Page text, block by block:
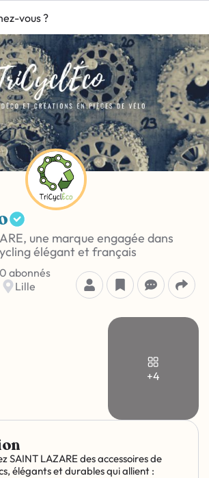
vous ?
une marque engagée dans
élégant et français
0 abonnés
Lille
+4
SAINT LAZARE des accessoires de
élégants et durables qui allient :